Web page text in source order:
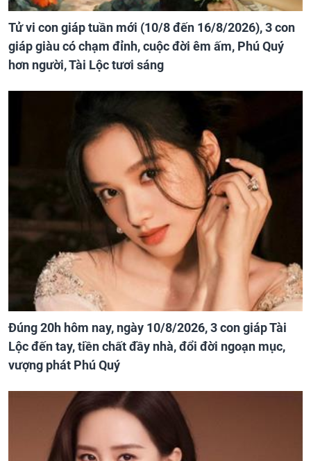
Tử vi con giáp tuần mới (10/8 đến 16/8/2026), 3 con
giáp giàu có chạm đỉnh, cuộc đời êm ấm, Phú Quý
hơn người, Tài Lộc tươi sáng
Đúng 20h hôm nay, ngày 10/8/2026, 3 con giáp Tài
Lộc đến tay, tiền chất đầy nhà, đổi đời ngoạn mục,
vượng phát Phú Quý